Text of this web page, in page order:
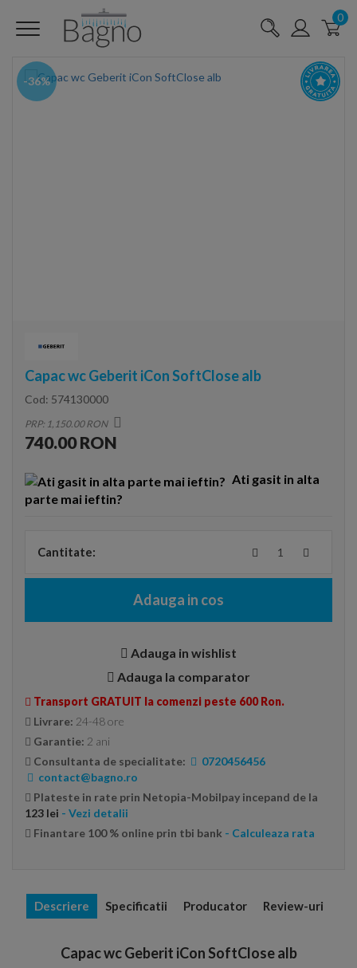
0
-36%
Capac wc Geberit iCon SoftClose alb
Cod: 574130000
PRP: 1,150.00 RON
740.00 RON
Ati gasit in alta
parte mai ieftin?
Cantitate:
Adauga in cos
Adauga in wishlist
Adauga la comparator
Transport GRATUIT la comenzi peste 600 Ron.
Livrare: 24-48 ore
Garantie: 2 ani
Consultanta de specialitate:
0720456456
contact@bagno.ro
Plateste in rate prin Netopia-Mobilpay incepand de la
123 lei - Vezi detalii
Finantare 100 % online prin tbi bank - Calculeaza rata
Descriere Specificatii Producator Review-uri
Capac wc Geberit iCon SoftClose alb